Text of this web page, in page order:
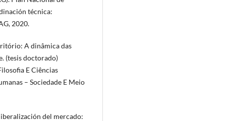
técnica:
2020.
A dinâmica das
(tesis doctorado)
E Ciências
– Sociedade E Meio
del mercado: